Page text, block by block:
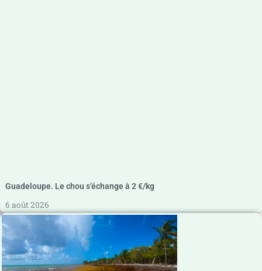
Guadeloupe. Le chou s’échange à 2 €/kg
6 août 2026